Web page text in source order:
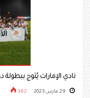
نادي الإمارات يُتوج ببطولة دوري
362